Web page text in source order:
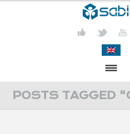
PRESENTACIÓN
POSTS TAGGED